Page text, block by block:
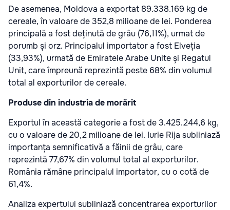
De asemenea, Moldova a exportat 89.338.169 kg de
cereale, în valoare de 352,8 milioane de lei. Ponderea
principală a fost deținută de grâu (76,11%), urmat de
porumb și orz. Principalul importator a fost Elveția
(33,93%), urmată de Emiratele Arabe Unite și Regatul
Unit, care împreună reprezintă peste 68% din volumul
total al exporturilor de cereale.
Produse din industria de morărit
Exportul în această categorie a fost de 3.425.244,6 kg,
cu o valoare de 20,2 milioane de lei. Iurie Rija subliniază
importanța semnificativă a făinii de grâu, care
reprezintă 77,67% din volumul total al exporturilor.
România rămâne principalul importator, cu o cotă de
61,4%.
Analiza expertului subliniază concentrarea exporturilor